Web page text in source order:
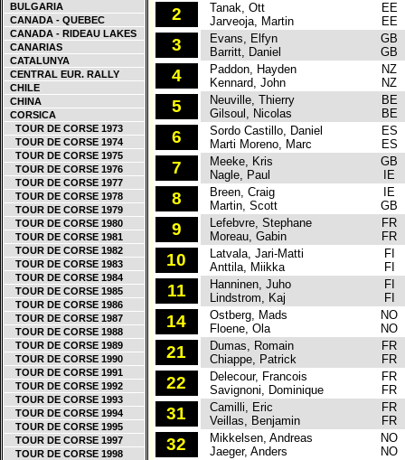
BULGARIA
CANADA - QUEBEC
CANADA - RIDEAU LAKES
CANARIAS
CATALUNYA
CENTRAL EUR. RALLY
CHILE
CHINA
CORSICA
TOUR DE CORSE 1973
TOUR DE CORSE 1974
TOUR DE CORSE 1975
TOUR DE CORSE 1976
TOUR DE CORSE 1977
TOUR DE CORSE 1978
TOUR DE CORSE 1979
TOUR DE CORSE 1980
TOUR DE CORSE 1981
TOUR DE CORSE 1982
TOUR DE CORSE 1983
TOUR DE CORSE 1984
TOUR DE CORSE 1985
TOUR DE CORSE 1986
TOUR DE CORSE 1987
TOUR DE CORSE 1988
TOUR DE CORSE 1989
TOUR DE CORSE 1990
TOUR DE CORSE 1991
TOUR DE CORSE 1992
TOUR DE CORSE 1993
TOUR DE CORSE 1994
TOUR DE CORSE 1995
TOUR DE CORSE 1997
TOUR DE CORSE 1998
2
Tanak, Ott
Jarveoja, Martin
EE
EE
3
Evans, Elfyn
Barritt, Daniel
GB
GB
4
Paddon, Hayden
Kennard, John
NZ
NZ
5
Neuville, Thierry
Gilsoul, Nicolas
BE
BE
6
Sordo Castillo, Daniel
Marti Moreno, Marc
ES
ES
7
Meeke, Kris
Nagle, Paul
GB
IE
8
Breen, Craig
Martin, Scott
IE
GB
9
Lefebvre, Stephane
Moreau, Gabin
FR
FR
10
Latvala, Jari-Matti
Anttila, Miikka
FI
FI
11
Hanninen, Juho
Lindstrom, Kaj
FI
FI
14
Ostberg, Mads
Floene, Ola
NO
NO
21
Dumas, Romain
Chiappe, Patrick
FR
FR
22
Delecour, Francois
Savignoni, Dominique
FR
FR
31
Camilli, Eric
Veillas, Benjamin
FR
FR
32
Mikkelsen, Andreas
Jaeger, Anders
NO
NO